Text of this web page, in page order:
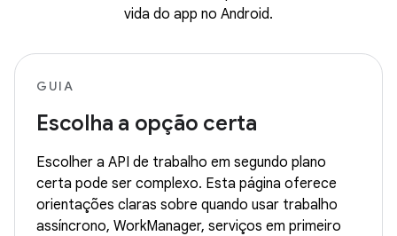
vida do app no Android.
GUIA
Escolha a opção certa
Escolher a API de trabalho em segundo plano
certa pode ser complexo. Esta página oferece
orientações claras sobre quando usar trabalho
assíncrono, WorkManager, serviços em primeiro